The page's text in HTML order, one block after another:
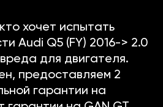
хочет испытать
Audi Q5 (FY) 2016-> 2.0
вреда для двигателя.
предоставляем 2
гарантии на